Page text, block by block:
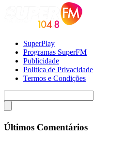
SuperPlay
Programas SuperFM
Publicidade
Politica de Privacidade
Termos e Condições
Últimos Comentários